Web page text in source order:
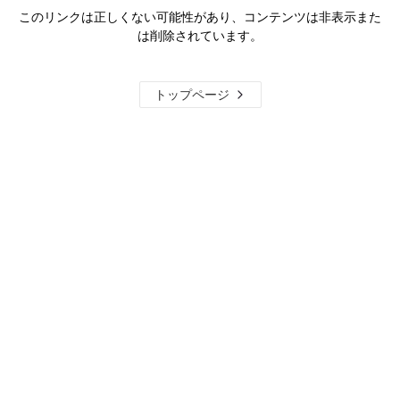
このリンクは正しくない可能性があり、コンテンツは非表示また
は削除されています。
トップページ